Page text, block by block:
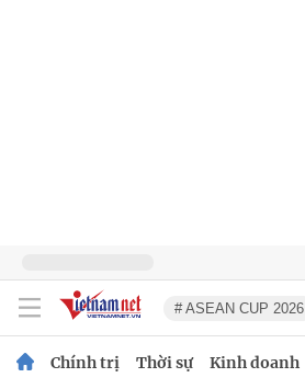
# ASEAN CUP 2026
Chính trị Thời sự Kinh doanh